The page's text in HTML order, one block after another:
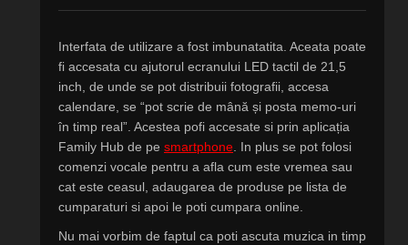
Interfata de utilizare a fost imbunatatita. Aceata poate
fi accesata cu ajutorul ecranului LED tactil de 21,5
inch, de unde se pot distribuii fotografii, accesa
calendare, se “pot scrie de mână și posta memo-uri
în timp real”. Acestea pofi accesate si prin aplicația
Family Hub de pe smartphone . In plus se pot folosi
comenzi vocale pentru a afla cum este vremea sau
cat este ceasul, adaugarea de produse pe lista de
cumparaturi si apoi le poti cumpara online.
Nu mai vorbim de faptul ca poti ascuta muzica in timp